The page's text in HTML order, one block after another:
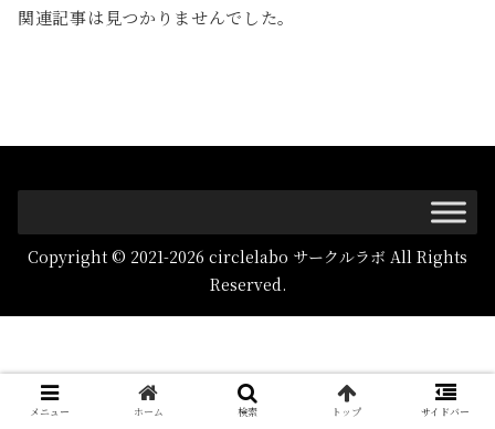
関連記事は見つかりませんでした。
Copyright © 2021-2026 circlelabo サークルラボ All Rights
Reserved.
メニュー ホーム 検索 トップ サイドバー